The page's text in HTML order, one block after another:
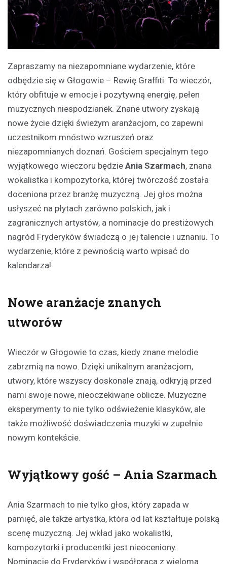
Zapraszamy na niezapomniane wydarzenie, które
odbędzie się w Głogowie – Rewię Graffiti. To wieczór,
który obfituje w emocje i pozytywną energię, pełen
muzycznych niespodzianek. Znane utwory zyskają
nowe życie dzięki świeżym aranżacjom, co zapewni
uczestnikom mnóstwo wzruszeń oraz
niezapomnianych doznań. Gościem specjalnym tego
wyjątkowego wieczoru będzie Ania Szarmach, znana
wokalistka i kompozytorka, której twórczość została
doceniona przez branżę muzyczną. Jej głos można
usłyszeć na płytach zarówno polskich, jak i
zagranicznych artystów, a nominacje do prestiżowych
nagród Fryderyków świadczą o jej talencie i uznaniu. To
wydarzenie, które z pewnością warto wpisać do
kalendarza!
Nowe aranżacje znanych
utworów
Wieczór w Głogowie to czas, kiedy znane melodie
zabrzmią na nowo. Dzięki unikalnym aranżacjom,
utwory, które wszyscy doskonale znają, odkryją przed
nami swoje nowe, nieoczekiwane oblicze. Muzyczne
eksperymenty to nie tylko odświeżenie klasyków, ale
także możliwość doświadczenia muzyki w zupełnie
nowym kontekście.
Wyjątkowy gość – Ania Szarmach
Ania Szarmach to nie tylko głos, który zapada w
pamięć, ale także artystka, która od lat kształtuje polską
scenę muzyczną. Jej wkład jako wokalistki,
kompozytorki i producentki jest nieoceniony.
Nominacje do Fryderyków i współpraca z wieloma